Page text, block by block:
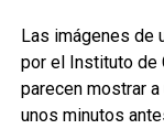
Las imágenes de
por el Instituto de
parecen mostrar
unos minutos